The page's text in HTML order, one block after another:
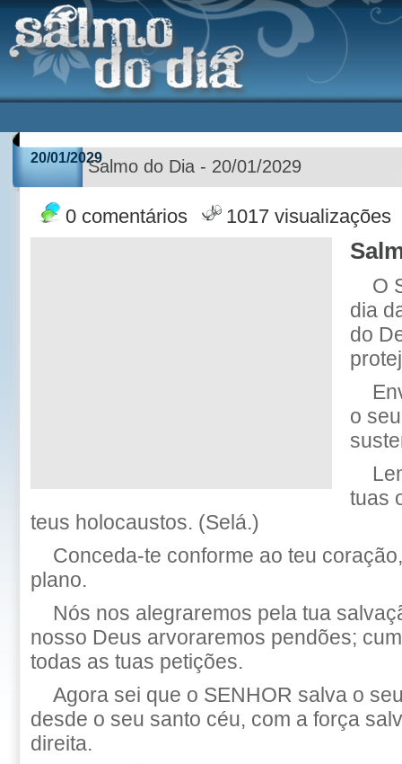
20/01/2029Salmo do Dia - 20/01/2029
0 comentários 1017 visualizações
O
dia
do
o
tuas
teus holocaustos. (Selá.)
Conceda-te conforme ao teu
plano.
Nós nos alegraremos pela tua
nosso Deus arvoraremos pendões;
todas as tuas petições.
Agora sei que o SENHOR salva o
desde o seu santo céu, com a força
direita.